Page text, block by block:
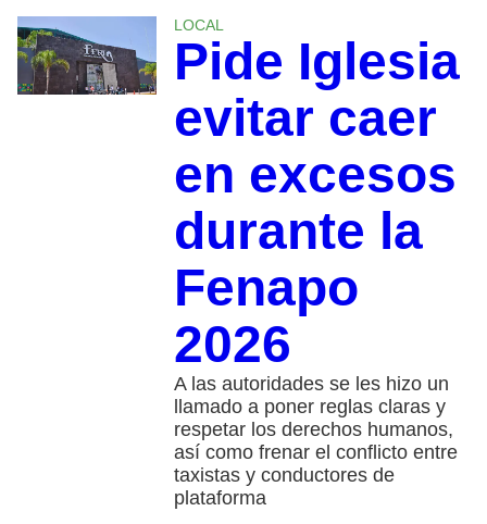
LOCAL
Pide Iglesia
evitar caer
en excesos
durante la
Fenapo
2026
A las autoridades se les hizo un
llamado a poner reglas claras y
respetar los derechos humanos,
así como frenar el conflicto entre
taxistas y conductores de
plataforma